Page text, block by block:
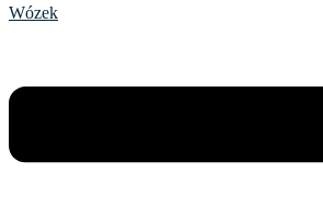
Wózek